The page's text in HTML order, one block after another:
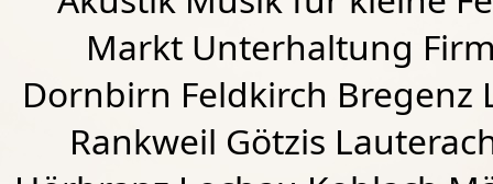
Markt Unterhaltung
Dornbirn Feldkirch Bregenz
Rankweil Götzis